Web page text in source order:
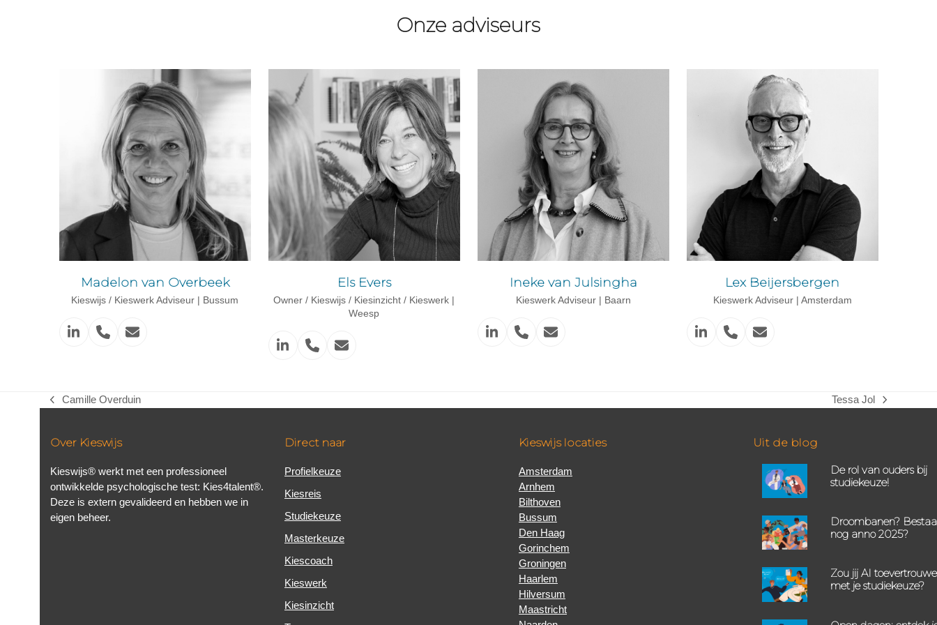
Onze adviseurs
Madelon van Overbeek
Kieswijs / Kieswerk Adviseur | Bussum
LinkedinPhoneEmail
Els Evers
Owner / Kieswijs / Kiesinzicht / Kieswerk |
Weesp
LinkedinPhoneEmail
Ineke van Julsingha
Kieswerk Adviseur | Baarn
LinkedinPhoneEmail
Lex Beijersbergen
Kieswerk Adviseur | Amsterdam
LinkedinPhoneEmail
previous
Camille Overduin
next
Tessa Jol
Over Kieswijs
Kieswijs® werkt met een professioneel
ontwikkelde psychologische test: Kies4talent®.
Deze is extern gevalideerd en hebben we in
eigen beheer.
Direct naar
Profielkeuze
Kiesreis
Studiekeuze
Masterkeuze
Kiescoach
Kieswerk
Kiesinzicht
Kieswijs locaties
Amsterdam
Arnhem
Bilthoven
Bussum
Den Haag
Gorinchem
Groningen
Haarlem
Hilversum
Maastricht
Uit de blog
De rol van ouders bij
studiekeuze!
Droombanen?
nog anno 2025?
Zou jij AI
met je studiekeuze?